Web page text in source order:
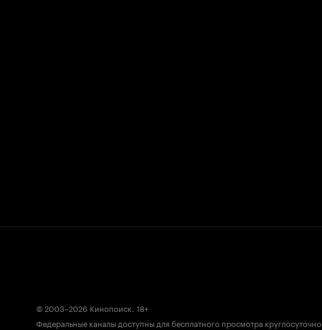
© 2003–2026 Кинопоиск. 18+
Федеральные каналы доступны для бесплатного просмотра круглосуточно